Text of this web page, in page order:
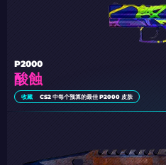
酸蝕
P2000
收藏 CS2 中每个预算的最佳 P2000 皮肤